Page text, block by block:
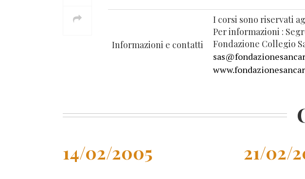
Informazioni e contatti
I corsi sono riservati
Per informazioni :
Fondazione Collegio
14/02/2005 21/02/